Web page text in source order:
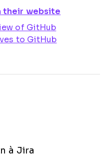
their website
of GitHub
to GitHub
à Jira